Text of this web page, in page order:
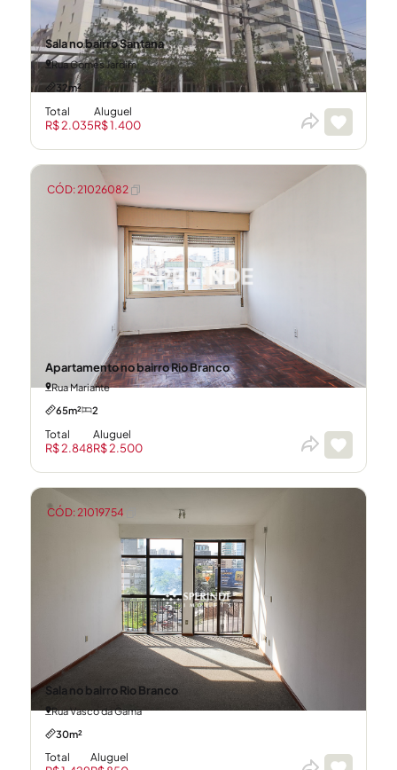
Sala no bairro Santana
Rua Gomes Jardim
32m²
Total
R$ 2.035
Aluguel
R$ 1.400
Apartamento no bairro Rio Branco
Rua Mariante
65m²
2
Total
R$ 2.848
Aluguel
R$ 2.500
CÓD: 21026082
Sala no bairro Rio Branco
Rua Vasco da Gama
30m²
Total Aluguel
CÓD: 21019754